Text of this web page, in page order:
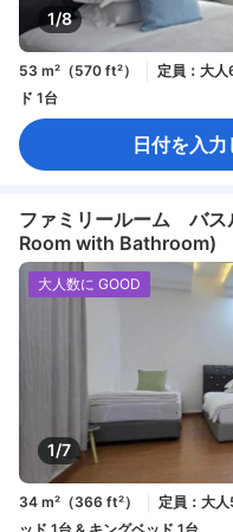
1/8
53 m²（570 ft²） 定員：大人
ド 1台
日付を入
ファミリールーム バス
Room with Bathroom)
1/7
大人数に GOOD
34 m²（366 ft²） 定員：大人